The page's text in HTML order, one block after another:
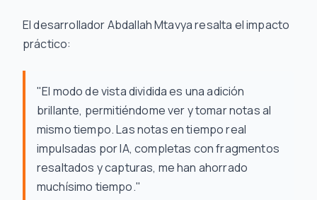
El desarrollador Abdallah Mtavya resalta el impacto
práctico:
"El modo de vista dividida es una adición
brillante, permitiéndome ver y tomar notas al
mismo tiempo. Las notas en tiempo real
impulsadas por IA, completas con fragmentos
resaltados y capturas, me han ahorrado
muchísimo tiempo."